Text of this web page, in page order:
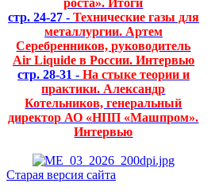
роста». Итоги
стр. 24-27 - Технические газы для
металлургии. Артем
Серебренников, руководитель
Air Liquide в России. Интервью
стр. 28-31 - На стыке теории и
практики. Александр
Котельников, генеральный
директор АО «НПП «Машпром».
Интервью
Старая версия сайта